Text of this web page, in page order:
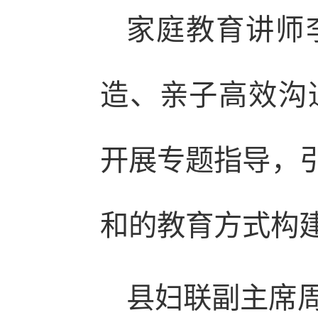
家庭教育讲师
造、亲子高效
开展专题指导，
和的教育方式构
县妇联副主席